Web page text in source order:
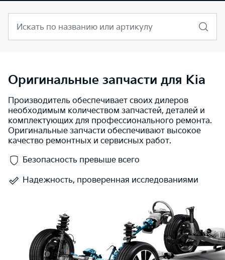
Искать по названию или артикулу
Оригинальные запчасти для Kia
Производитель обеспечивает своих дилеров
необходимым количеством запчастей, деталей и
комплектующих для профессионального ремонта.
Оригинальные запчасти обеспечивают высокое
качество ремонтных и сервисных работ.
Безопасность превыше всего
Надежность, проверенная исследованиями